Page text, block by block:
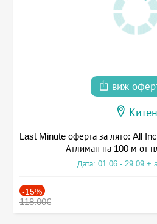
виж
Китен
Last Minute оферта за лято: All
Атлиман на 100 м от
Дата: 01.06 - 29.09 +
-15%
118.00€